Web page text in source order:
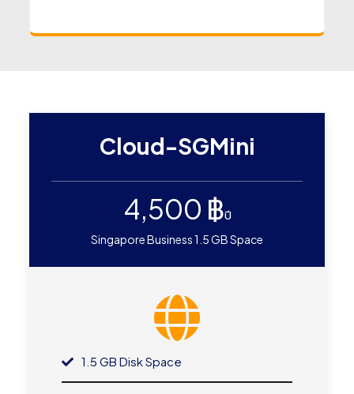
Cloud-SGMini
4,500 ฿ปี
Singapore Business 1.5 GB Space
1.5 GB Disk Space